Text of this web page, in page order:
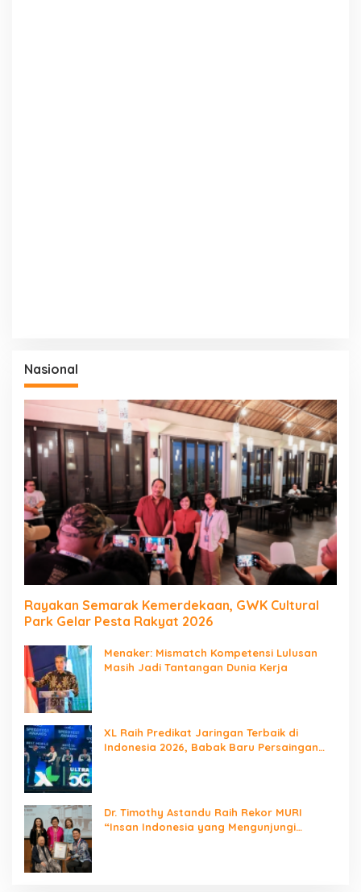
Nasional
Rayakan Semarak Kemerdekaan, GWK Cultural
Park Gelar Pesta Rakyat 2026
Menaker: Mismatch Kompetensi Lulusan
Masih Jadi Tantangan Dunia Kerja
XL Raih Predikat Jaringan Terbaik di
Indonesia 2026, Babak Baru Persaingan
Dr. Timothy Astandu Raih Rekor MURI
“Insan Indonesia yang Mengunjungi